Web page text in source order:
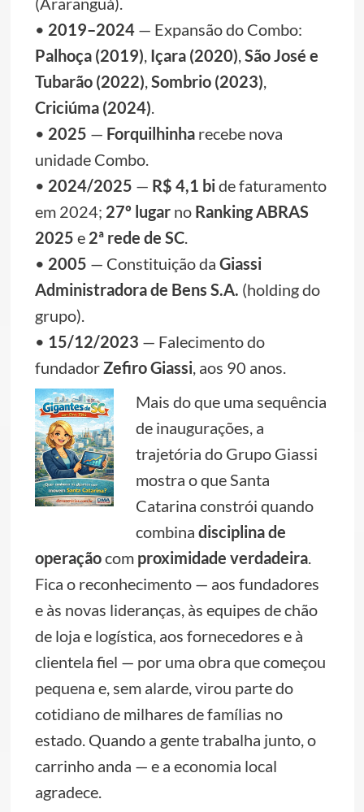
• 2019–2024— Expansão do Combo:
Palhoça (2019), Içara (2020),São José e
Tubarão (2022),Sombrio (2023),
Criciúma (2024).
• 2025 — Forquilhinharecebe nova
unidade Combo.
• 2024/2025 — R$ 4,1 bide faturamento
em 2024; 27º lugarno Ranking ABRAS
2025 e 2ª rede de SC.
• 2005 — Constituição da Giassi
Administradora de Bens S.A. (holding do
grupo).
• 15/12/2023 — Falecimento do
fundadorZefiro Giassi, aos 90 anos.
Mais do que uma sequência
de inaugurações, a
trajetória do Grupo Giassi
mostra o que Santa
Catarina constrói quando
combina disciplina de
operaçãocom proximidade verdadeira.
Fica o reconhecimento — aos fundadores
e às novas lideranças, às equipes de chão
de loja e logística, aos fornecedores e à
clientela fiel — por uma obra que começou
pequena e, sem alarde, virou parte do
cotidiano de milhares de famílias no
estado. Quando a gente trabalha junto, o
carrinho anda — e a economia local
agradece.